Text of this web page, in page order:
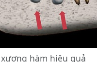
hàm hiệu quả